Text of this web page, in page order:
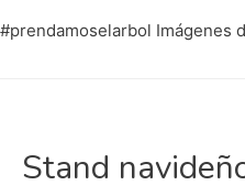
#prendamoselarbol Imágenes
Stand